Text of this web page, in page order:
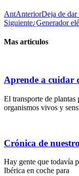
AntAnteriorDeja de dar
Siguiente¿Generador
Mas articulos
Aprende a cuidar
El transporte de plantas
organismos vivos y
Crónica de
Hay gente que todavía
Ibérica en coche para